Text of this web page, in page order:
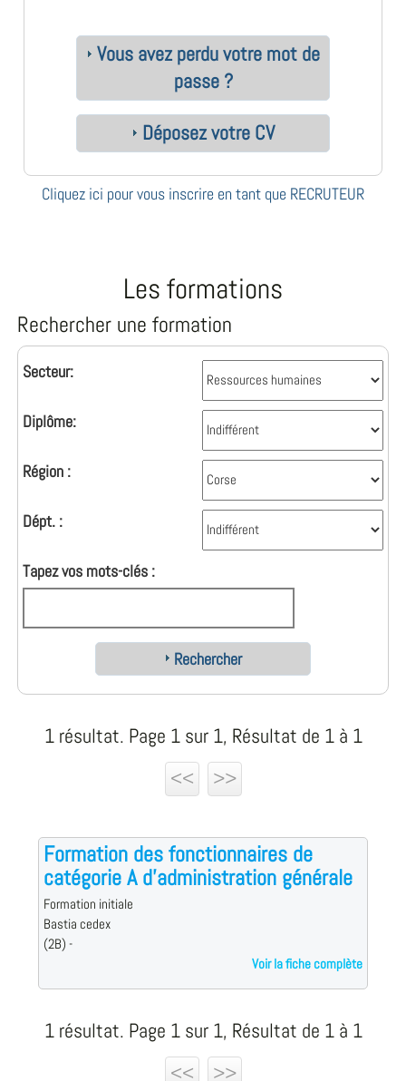
Vous avez perdu votre mot de
passe ?
Déposez votre CV
Cliquez ici pour vous inscrire en tant que RECRUTEUR
Les formations
Rechercher une formation
Secteur:
Diplôme:
Région :
Dépt. :
Tapez vos mots-clés :
Rechercher
1 résultat. Page 1 sur 1, Résultat de 1 à 1
<<
>>
Formation des fonctionnaires de
catégorie A d'administration générale
Formation initiale
Bastia cedex
(2B) -
Voir la fiche complète
1 résultat. Page 1 sur 1, Résultat de 1 à 1
<<
>>